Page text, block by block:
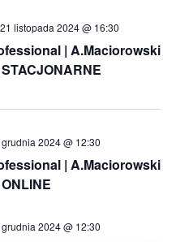
| A.Maciorowski
21 listopada 2024 @ 16:30
| A.Maciorowski
grudnia 2024 @ 12:30
grudnia 2024 @ 12:30